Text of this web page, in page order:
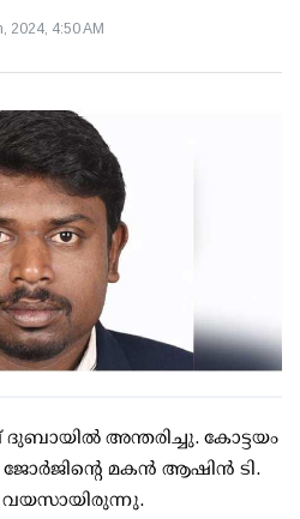
2024, 4:50 AM
അന്തരിച്ചു. കോട്ടയം
ജോര്‍ജിന്റെ മകന്‍ ആഷിന്‍ ടി.
വയസായിരുന്നു.